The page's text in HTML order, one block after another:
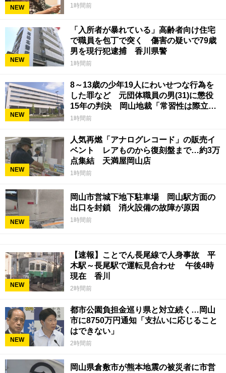
NEW 1時間前
NEW
「入所者が暴れている」高齢者向け住宅
で職員を包丁で突く 傷害の疑いで79歳
男を現行犯逮捕 香川県警
1時間前
NEW
8～13歳の少年19人にわいせつな行為を
した罪など 元団体職員の男(31)に懲役
15年の判決 岡山地裁「常習性は際立っ
ていて被害結果も非常に重い」
1時間前
NEW
人気再燃「アナログレコード」の販売イ
ベント レアものから復刻盤まで…約3万
点集結 天満屋岡山店
1時間前
NEW
岡山市営城下地下駐車場 岡山駅方面の
出口を封鎖 消火設備の故障が原因
1時間前
NEW
【速報】ことでん長尾線で人身事故 平
木駅～長尾駅で運転見合わせ 午後4時
現在 香川
2時間前
NEW
都市公園負担金巡り県と対立続く…岡山
市に8750万円通知「支払いに応じること
はできない」
2時間前
岡山県倉敷市が熊本地震の被災者に市営